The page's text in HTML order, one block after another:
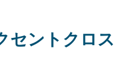
セントクロス